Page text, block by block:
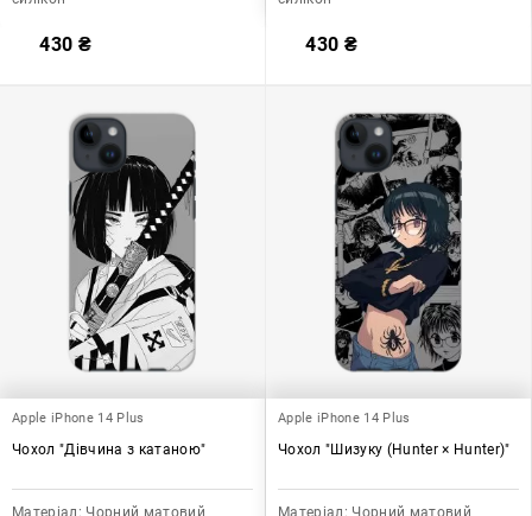
430 ₴ 430 ₴
Apple iPhone 14 Plus
Чохол "Дівчина з катаною"
Матеріал: Чорний матовий
Apple iPhone 14 Plus
Чохол "Шизуку (Hunter × Hunter)"
Матеріал: Чорний матовий